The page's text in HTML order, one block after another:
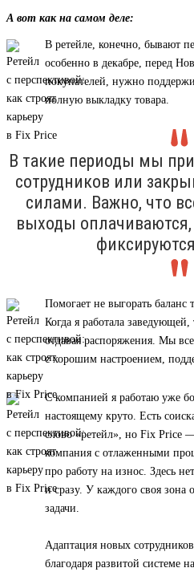
А вот как на самом деле:
В ретейле, конечно, бывают
особенно в декабре, перед
покупателей, нужно
полную выкладку товара.
В такие периоды мы
сотрудников или
силами. Важно, что
выходы
Помогает не выгорать
Когда я работала заведующей,
отдавая распоряжения. Мы
с хорошим настроением,
С компанией я работаю уже
настоящему круто. Есть
слово «ретейл», но Fix Price
компания с отлаженными
про работу на износ. Здесь
и сразу. У каждого своя зона
задачи.
Адаптация новых
благодаря развитой системе